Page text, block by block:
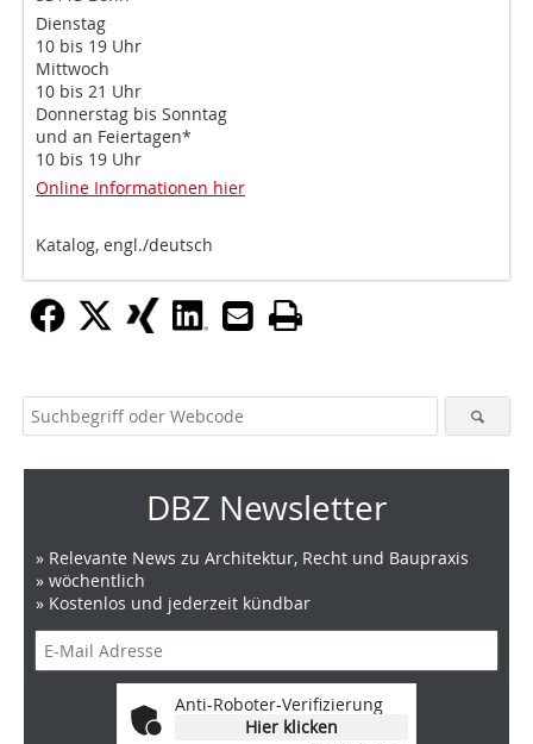
Dienstag
10 bis 19 Uhr
Mittwoch
10 bis 21 Uhr
Donnerstag bis Sonntag
und an Feiertagen*
10 bis 19 Uhr
Online Informationen hier
Katalog, engl./deutsch
DBZ Newsletter
» Relevante News zu Architektur, Recht und Baupraxis
» wöchentlich
» Kostenlos und jederzeit kündbar
Anti-Roboter-Verifizierung
Hier klicken